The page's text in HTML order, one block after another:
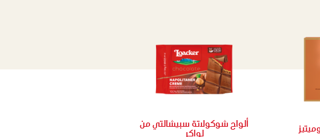
ألواح شوكولاتة سبيشالتي من
لواكر